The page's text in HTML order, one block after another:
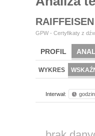
GPW - Certyfikaty z
PROFIL
WYKRES
Interwał: